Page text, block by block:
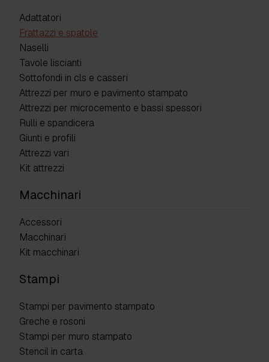
Adattatori
Frattazzi e spatole
Naselli
Tavole liscianti
Sottofondi in cls e casseri
Attrezzi per muro e pavimento stampato
Attrezzi per microcemento e bassi spessori
Rulli e spandicera
Giunti e profili
Attrezzi vari
Kit attrezzi
Macchinari
Accessori
Macchinari
Kit macchinari
Stampi
Stampi per pavimento stampato
Greche e rosoni
Stampi per muro stampato
Stencil in carta